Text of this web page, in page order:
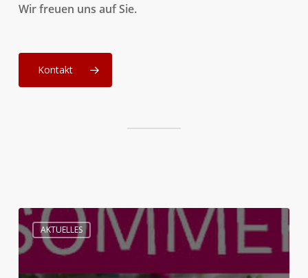
Wir freuen uns auf Sie.
Kontakt
AKTUELLES
So
schön
war
das